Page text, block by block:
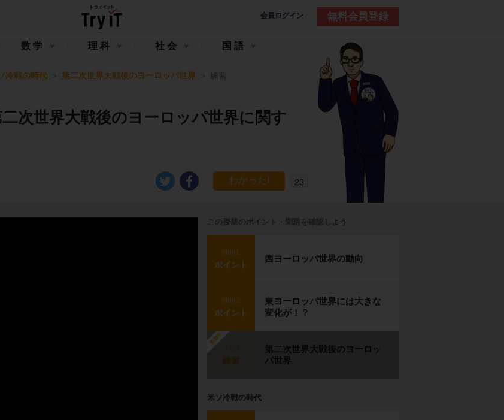
会員ログイン 無料会員登録
数学 理科 社会 国語
冷戦の時代 第二次世界大戦後のヨーロッパ世界 練習
次世界大戦後のヨーロッパ世界に関す
23
この授業のポイント・問題を確認しよう
step1
ポイント
西ヨーロッパ世界の動向
step2
ポイント
東ヨーロッパ世界には大きな
変化が！？
勉強中
練習
第二次世界大戦後のヨーロッ
パ世界
米ソ冷戦の時代